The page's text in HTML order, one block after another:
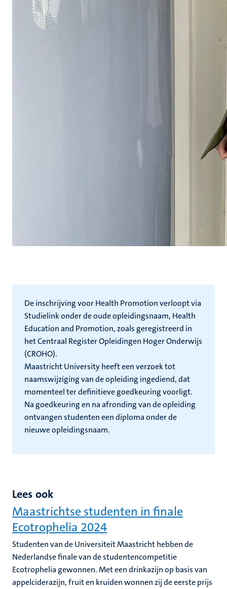
De inschrijving voor Health Promotion verloopt via
Studielink onder de oude opleidingsnaam, Health
Education and Promotion, zoals geregistreerd in
het Centraal Register Opleidingen Hoger Onderwijs
(CROHO).
Maastricht University heeft een verzoek tot
naamswijziging van de opleiding ingediend, dat
momenteel ter definitieve goedkeuring voorligt.
Na goedkeuring en na afronding van de opleiding
ontvangen studenten een diploma onder de
nieuwe opleidingsnaam.
Lees ook
Maastrichtse studenten in finale
Ecotrophelia 2024
Studenten van de Universiteit Maastricht hebben de
Nederlandse finale van de studentencompetitie
Ecotrophelia gewonnen. Met een drinkazijn op basis van
appelciderazijn, fruit en kruiden wonnen zij de eerste prijs